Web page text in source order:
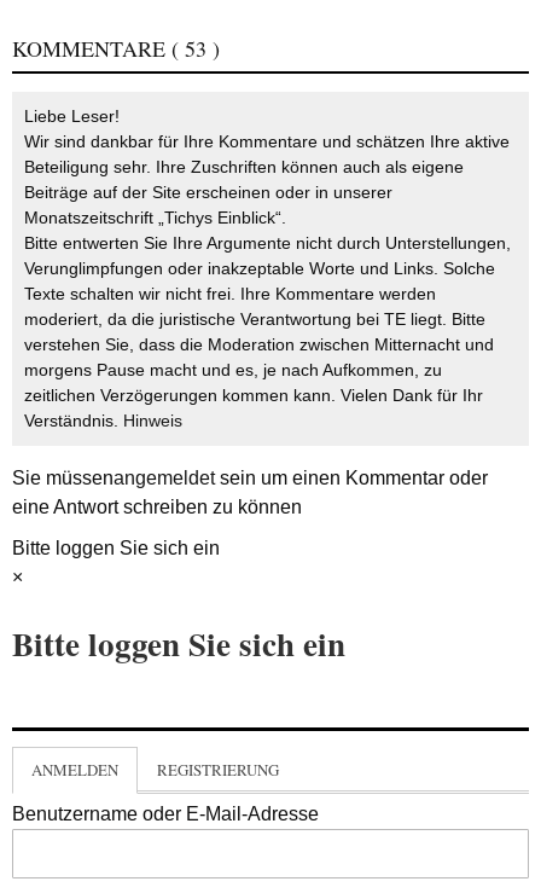
KOMMENTARE ( 53 )
Liebe Leser!
Wir sind dankbar für Ihre Kommentare und schätzen Ihre aktive
Beteiligung sehr. Ihre Zuschriften können auch als eigene
Beiträge auf der Site erscheinen oder in unserer
Monatszeitschrift „Tichys Einblick“.
Bitte entwerten Sie Ihre Argumente nicht durch Unterstellungen,
Verunglimpfungen oder inakzeptable Worte und Links. Solche
Texte schalten wir nicht frei. Ihre Kommentare werden
moderiert, da die juristische Verantwortung bei TE liegt. Bitte
verstehen Sie, dass die Moderation zwischen Mitternacht und
morgens Pause macht und es, je nach Aufkommen, zu
zeitlichen Verzögerungen kommen kann. Vielen Dank für Ihr
Verständnis. Hinweis
Sie müssenangemeldetsein um einen Kommentar oder
eine Antwort schreiben zu können
Bitte loggen Sie sich ein
×
Bitte loggen Sie sich ein
ANMELDEN REGISTRIERUNG
Benutzername oder E-Mail-Adresse